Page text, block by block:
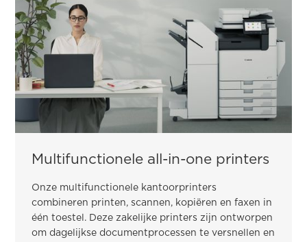
Multifunctionele all-in-one printers
Onze multifunctionele kantoorprinters
combineren printen, scannen, kopiëren en faxen in
één toestel. Deze zakelijke printers zijn ontworpen
om dagelijkse documentprocessen te versnellen en